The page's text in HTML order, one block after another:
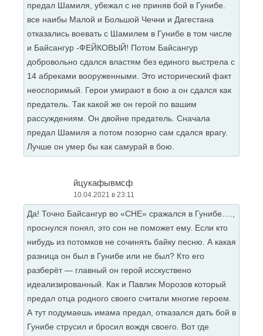
предал Шамиля, убежал с не приняв бой в Гунибе.
все наибы Малой и Большой Чечни и Дагестана
отказались воевать с Шамилем в Гунибе в том числе
и Байсангур -ФЕЙКОВЫЙ! Потом Байсангур
добровольно сдался властям без единого выстрела с
14 абреками вооруженными. Это исторический факт
неоспоримый. Герои умирают в бою а он сдался как
предатель. Так какой же он герой по вашим
рассуждениям. Он двойне предатель. Сначала
предал Шамиля а потом позорно сам сдался врагу.
Лучше он умер бы как самурай в бою.
йцукафывмсф
10.04.2021 в 23:11
Да! Точно Байсангур во «СНЕ» сражался в Гунибе….,
проснулся понял, это сон не поможет ему. Если кто
нибудь из потомков не сочинять байку песню. А какая
разница он был в Гунибе или не был? Кто его
разберёт — главный он герой исскуствено
идеализированный. Как и Павлик Морозов который
предал отца родного своего считали многие героем.
А тут подумаешь имама предал, отказался дать бой в
Гунибе струсил и бросил вождя своего. Вот где